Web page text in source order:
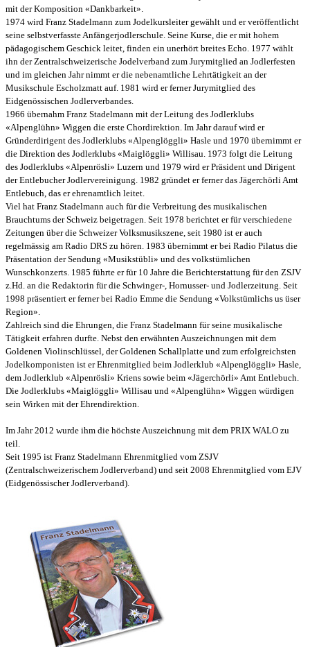
mit der Komposition «Dankbarkeit».
1974 wird Franz Stadelmann zum Jodelkursleiter gewählt und er veröffentlicht
seine selbstverfasste Anfängerjodlerschule. Seine Kurse, die er mit hohem
pädagogischem Geschick leitet, finden ein unerhört breites Echo. 1977 wählt
ihn der Zentralschweizerische Jodelverband zum Jurymitglied an Jodlerfesten
und im gleichen Jahr nimmt er die nebenamtliche Lehrtätigkeit an der
Musikschule Escholzmatt auf. 1981 wird er ferner Jurymitglied des
Eidgenössischen Jodlerverbandes.
1966 übernahm Franz Stadelmann mit der Leitung des Jodlerklubs
«Alpenglühn» Wiggen die erste Chordirektion. Im Jahr darauf wird er
Gründerdirigent des Jodlerklubs «Alpenglöggli» Hasle und 1970 übernimmt er
die Direktion des Jodlerklubs «Maiglöggli» Willisau. 1973 folgt die Leitung
des Jodlerklubs «Alpenrösli» Luzern und 1979 wird er Präsident und Dirigent
der Entlebucher Jodlervereinigung. 1982 gründet er ferner das Jägerchörli Amt
Entlebuch, das er ehrenamtlich leitet.
Viel hat Franz Stadelmann auch für die Verbreitung des musikalischen
Brauchtums der Schweiz beigetragen. Seit 1978 berichtet er für verschiedene
Zeitungen über die Schweizer Volksmusikszene, seit 1980 ist er auch
regelmässig am Radio DRS zu hören. 1983 übernimmt er bei Radio Pilatus die
Präsentation der Sendung «Musikstübli» und des volkstümlichen
Wunschkonzerts. 1985 führte er für 10 Jahre die Berichterstattung für den ZSJV
z.Hd. an die Redaktorin für die Schwinger-, Hornusser- und Jodlerzeitung. Seit
1998 präsentiert er ferner bei Radio Emme die Sendung «Volkstümlichs us üser
Region».
Zahlreich sind die Ehrungen, die Franz Stadelmann für seine musikalische
Tätigkeit erfahren durfte. Nebst den erwähnten Auszeichnungen mit dem
Goldenen Violinschlüssel, der Goldenen Schallplatte und zum erfolgreichsten
Jodelkomponisten ist er Ehrenmitglied beim Jodlerklub «Alpenglöggli» Hasle,
dem Jodlerklub «Alpenrösli» Kriens sowie beim «Jägerchörli» Amt Entlebuch.
Die Jodlerklubs «Maiglöggli» Willisau und «Alpenglühn» Wiggen würdigen
sein Wirken mit der Ehrendirektion.
Im Jahr 2012 wurde ihm die höchste Auszeichnung mit dem PRIX WALO zu
teil.
Seit 1995 ist Franz Stadelmann Ehrenmitglied vom ZSJV
(Zentralschweizerischem Jodlerverband) und seit 2008 Ehrenmitglied vom EJV
(Eidgenössischer Jodlerverband).